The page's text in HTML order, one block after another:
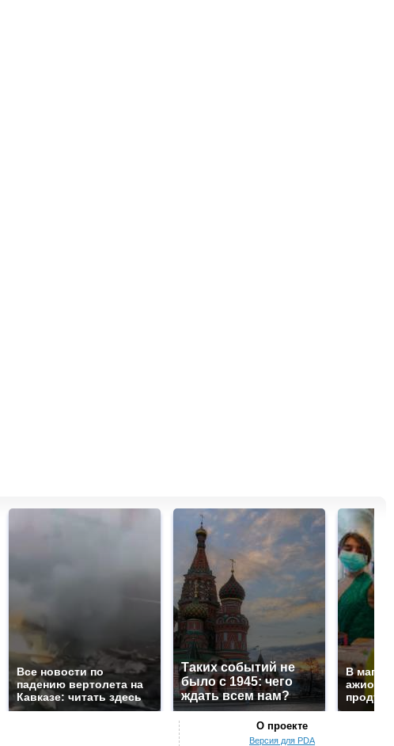
Все новости по
падению вертолета на
Кавказе: читать здесь
Таких событий не
было с 1945: чего
ждать всем нам?
В
ажиотаж
О проекте
Версия для PDA